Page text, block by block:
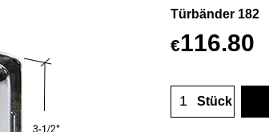
Türbänder 182
€116.80
Stück